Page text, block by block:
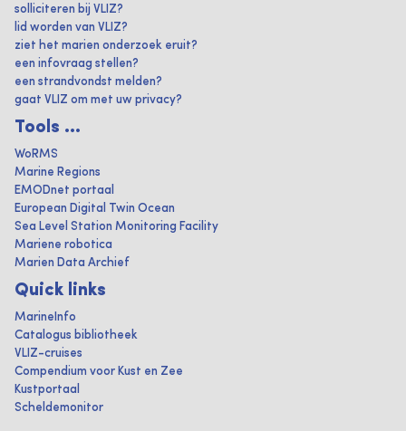
solliciteren bij VLIZ?
lid worden van VLIZ?
ziet het marien onderzoek eruit?
een infovraag stellen?
een strandvondst melden?
gaat VLIZ om met uw privacy?
Tools ...
WoRMS
Marine Regions
EMODnet portaal
European Digital Twin Ocean
Sea Level Station Monitoring Facility
Mariene robotica
Marien Data Archief
Quick links
MarineInfo
Catalogus bibliotheek
VLIZ-cruises
Compendium voor Kust en Zee
Kustportaal
Scheldemonitor